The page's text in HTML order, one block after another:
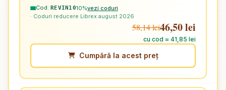
Cod: REVIN1010%vezi coduri
· Coduri reducere Librex august 2026
58,14 lei46,50 lei
cu cod ≈ 41,85 lei
Cumpără la acest preț